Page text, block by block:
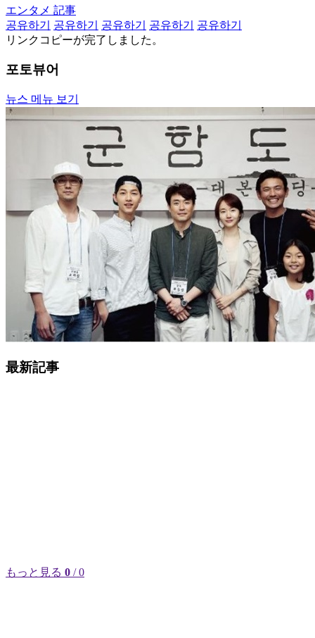
エンタメ 記事
공유하기
공유하기 공유하기 공유하기
공유하기
リンクコピーが完了しました。
포토뷰어
뉴스 메뉴 보기
最新記事
もっと見る 0 / 0